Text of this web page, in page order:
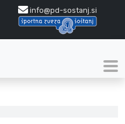
info@pd-sostanj.si